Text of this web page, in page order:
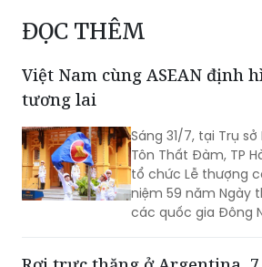
Việt Nam cùng ASEAN định
Sáng 31/7, tại Trụ sở
tổ chức Lễ thượng
niệm 59 năm Ngày
các quốc gia Đông
31 năm Việt Nam
Rơi trực thăng ở Argentina,